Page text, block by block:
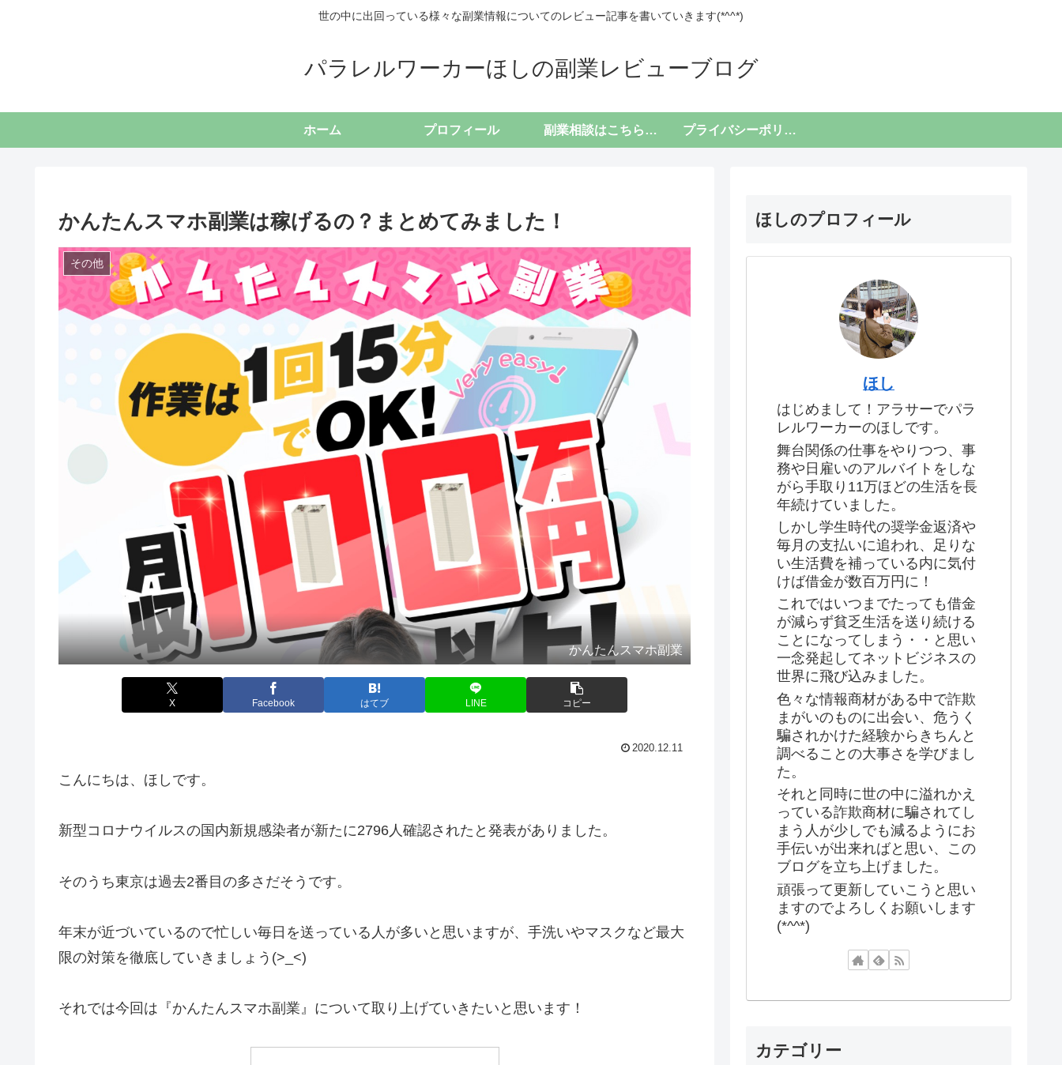
世の中に出回っている様々な副業情報についてのレビュー記事を書いていきます(*^^*)
パラレルワーカーほしの副業レビューブログ
ホーム プロフィール 副業相談はこちらから プライバシーポリシー
かんたんスマホ副業は稼げるの？まとめてみました！
その他
かんたんスマホ副業
X Facebook はてブ LINE コピー
2020.12.11
こんにちは、ほしです。
新型コロナウイルスの国内新規感染者が新たに2796人確認されたと発表がありました。
そのうち東京は過去2番目の多さだそうです。
年末が近づいているので忙しい毎日を送っている人が多いと思いますが、手洗いやマスクなど最大
限の対策を徹底していきましょう(>_<)
それでは今回は『かんたんスマホ副業』について取り上げていきたいと思います！
ほしのプロフィール
ほし
はじめまして！アラサーでパラ
レルワーカーのほしです。
舞台関係の仕事をやりつつ、事
務や日雇いのアルバイトをしな
がら手取り11万ほどの生活を長
年続けていました。
しかし学生時代の奨学金返済や
毎月の支払いに追われ、足りな
い生活費を補っている内に気付
けば借金が数百万円に！
これではいつまでたっても借金
が減らず貧乏生活を送り続ける
ことになってしまう・・と思い
一念発起してネットビジネスの
世界に飛び込みました。
色々な情報商材がある中で詐欺
まがいのものに出会い、危うく
騙されかけた経験からきちんと
調べることの大事さを学びまし
た。
それと同時に世の中に溢れかえ
っている詐欺商材に騙されてし
まう人が少しでも減るようにお
手伝いが出来ればと思い、この
ブログを立ち上げました。
頑張って更新していこうと思い
ますのでよろしくお願いします
(*^^*)
カテゴリー